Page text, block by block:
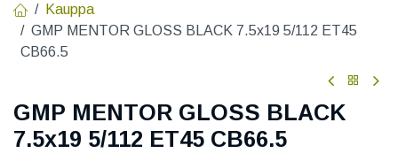
Kauppa
GMP MENTOR GLOSS BLACK 7.5x19 5/112 ET45
CB66.5
GMP MENTOR GLOSS BLACK
7.5x19 5/112 ET45 CB66.5